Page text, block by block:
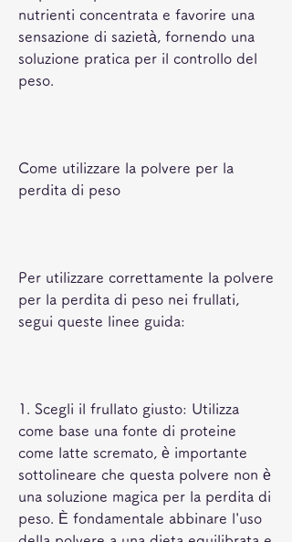
nutrienti concentrata e favorire una
sensazione di sazietà, fornendo una
soluzione pratica per il controllo del
peso.
Come utilizzare la polvere per la
perdita di peso
Per utilizzare correttamente la polvere
per la perdita di peso nei frullati,
segui queste linee guida:
1. Scegli il frullato giusto: Utilizza
come base una fonte di proteine ​​
come latte scremato, è importante
sottolineare che questa polvere non è
una soluzione magica per la perdita di
peso. È fondamentale abbinare l'uso